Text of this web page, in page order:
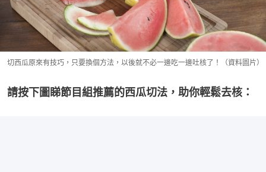
切西瓜原來有技巧，只要換個方法，以後就不必一邊吃一邊吐核了！（資料圖片）
請按下圖睇節目組推薦的西瓜切法，助你輕鬆去核：